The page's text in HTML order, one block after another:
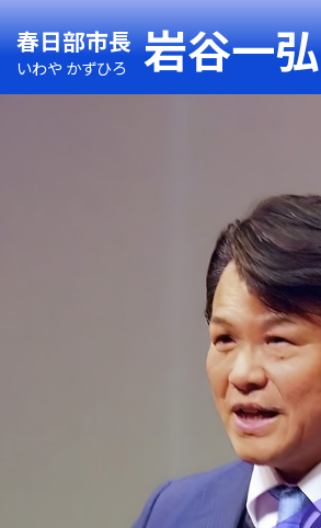
春日部市長
いわや かずひろ 岩谷一弘